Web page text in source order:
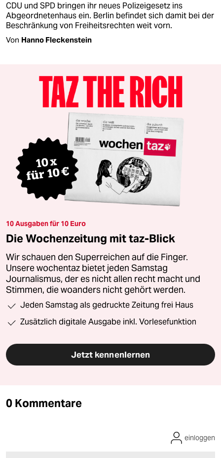
CDU und SPD bringen ihr neues Polizeigesetz ins
Abgeordnetenhaus ein. Berlin befindet sich damit bei der
Beschränkung von Freiheitsrechten weit vorn.
Von Hanno Fleckenstein
10 Ausgaben für 10 Euro
Die Wochenzeitung mit taz-Blick
Wir schauen den Superreichen auf die Finger.
Unsere wochentaz bietet jeden Samstag
Journalismus, der es nicht allen recht macht und
Stimmen, die woanders nicht gehört werden.
Jeden Samstag als gedruckte Zeitung frei Haus
Zusätzlich digitale Ausgabe inkl. Vorlesefunktion
Jetzt kennenlernen
0 Kommentare
einloggen